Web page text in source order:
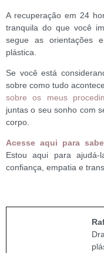
A recuperação em 24
tranquila do que você
segue as orientações
plástica.
Se você está
sobre como tudo
sobre os meus
juntas o seu sonho com
corpo.
Acesse aqui para
Estou aqui para
confiança, empatia e